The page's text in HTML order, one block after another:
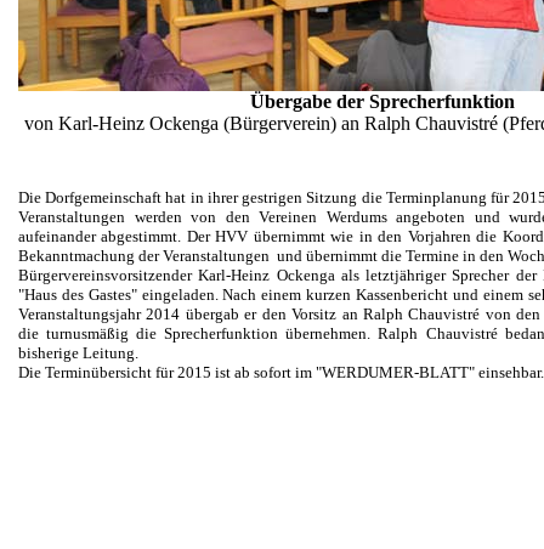
Übergabe der Sprecherfunktion
von Karl-Heinz Ockenga (Bürgerverein) an Ralph Chauvistré
Die Dorfgemeinschaft hat in ihrer gestrigen Sitzung die Terminplanung für
Veranstaltungen werden von den Vereinen Werdums angeboten und
aufeinander abgestimmt. Der HVV übernimmt wie in den Vorjahren die
Bekanntmachung der Veranstaltungen und übernimmt die Termine in den
Bürgervereinsvorsitzender Karl-Heinz Ockenga als letztjähriger Sprecher
"Haus des Gastes" eingeladen. Nach einem kurzen Kassenbericht und einem
Veranstaltungsjahr 2014 übergab er den Vorsitz an Ralph Chauvistré von den
die turnusmäßig die Sprecherfunktion übernehmen. Ralph Chauvistré
bisherige Leitung.
Die Terminübersicht für 2015 ist ab sofort im "WERDUMER-BLATT" einsehbar.